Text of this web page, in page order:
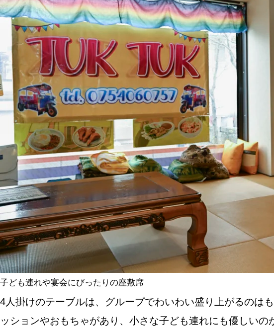
子ども連れや宴会にびったりの座敷席
4人掛けのテーブルは、グループでわいわい盛り上がるのは
ッションやおもちゃがあり、小さな子ども連れにも優しいの